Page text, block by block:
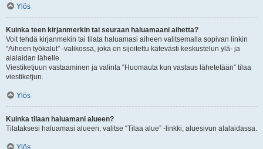
Ylös
Kuinka teen kirjanmerkin tai seuraan haluamaani aihetta?
Voit tehdä kirjanmekin tai tilata haluamasi aiheen valitsemalla sopivan linkin
“Aiheen työkalut” -valikossa, joka on sijoitettu kätevästi keskustelun ylä- ja
alalaidan lähelle.
Viestiketjuun vastaaminen ja valinta “Huomauta kun vastaus lähetetään” tilaa
viestiketjun.
Ylös
Kuinka tilaan haluamani alueen?
Tilataksesi haluamasi alueen, valitse “Tilaa alue” -linkki, aluesivun alalaidassa.
Ylös